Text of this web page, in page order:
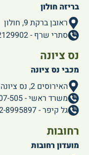
בריזה חולון
ראובן ברקת 9, חולון
סתרי שרף - 050-2129902
נס ציונה
מכבי נס ציונה
האירוסים 2, נס ציונה
משרד ראשי - 1-700-507-505
גל קיפר - 052-8995897
רחובות
מועדון רחובות